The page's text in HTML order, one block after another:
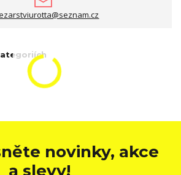
novinky, akce
a slevy!